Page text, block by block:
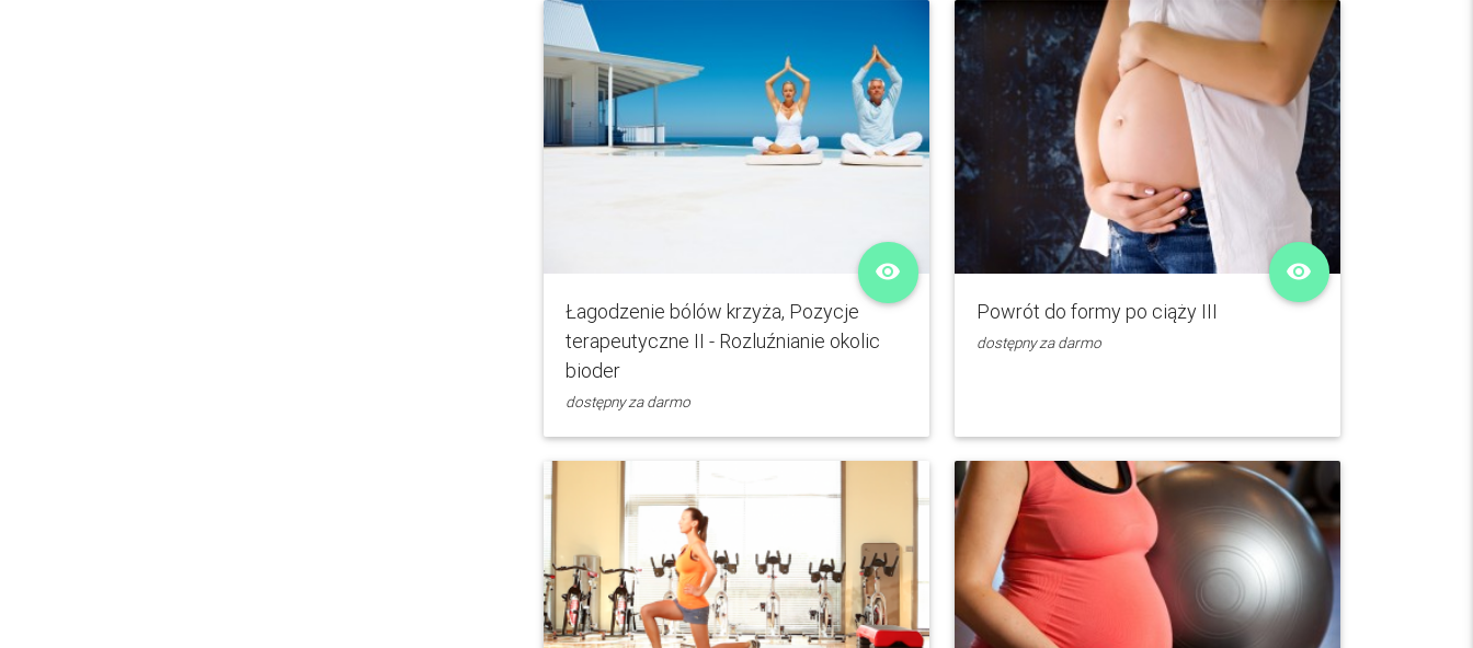
Łagodzenie bólów krzyża, Pozycje
terapeutyczne II - Rozluźnianie okolic
bioder
remove_red_eye
dostępny za darmo
Powrót do formy po ciąży III
remove_red_eye
dostępny za darmo